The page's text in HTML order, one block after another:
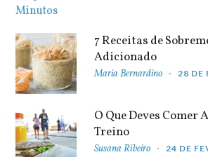
7 Receitas de
Adicionado
Maria Bernardino 28 DE
O Que Deves Comer
Treino
Susana Ribeiro 24 DE